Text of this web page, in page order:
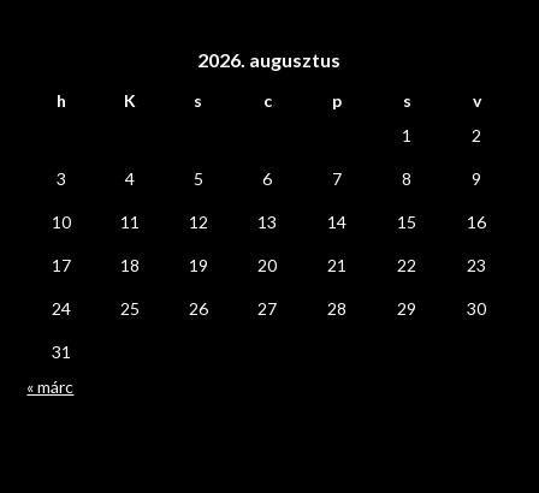
2026. augusztus
h K s c p s
v
1
2
3 4 5 6 7 8 9
10 11 12 13 14 15 16
17 18 19 20 21 22 23
24 25 26 27 28 29 30
31
« márc